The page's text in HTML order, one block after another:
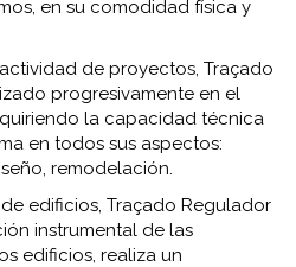
en su comodidad física y
de proyectos, Traçado
progresivamente en el
la capacidad técnica
en todos sus aspectos:
remodelación.
edificios, Traçado Regulador
instrumental de las
edificios, realiza un